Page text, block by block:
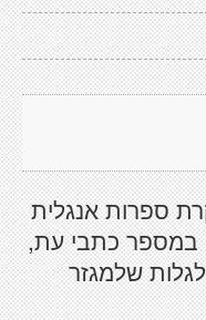
ספרות אנגלית
במספר כתבי עת,
שלמגזר